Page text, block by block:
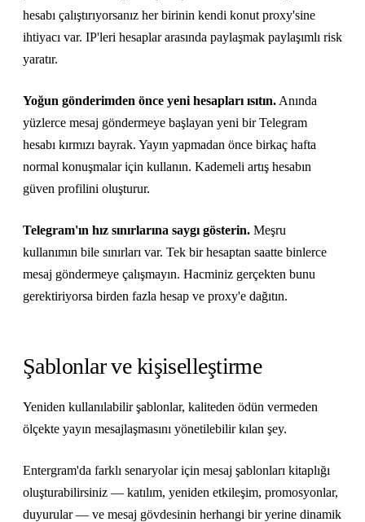
hesabı çalıştırıyorsanız her birinin kendi konut proxy'sine
ihtiyacı var. IP'leri hesaplar arasında paylaşmak paylaşımlı risk
yaratır.
Yoğun gönderimden önce yeni hesapları ısıtın. Anında
yüzlerce mesaj göndermeye başlayan yeni bir Telegram
hesabı kırmızı bayrak. Yayın yapmadan önce birkaç hafta
normal konuşmalar için kullanın. Kademeli artış hesabın
güven profilini oluşturur.
Telegram'ın hız sınırlarına saygı gösterin. Meşru
kullanımın bile sınırları var. Tek bir hesaptan saatte binlerce
mesaj göndermeye çalışmayın. Hacminiz gerçekten bunu
gerektiriyorsa birden fazla hesap ve proxy'e dağıtın.
Şablonlar ve kişiselleştirme
Yeniden kullanılabilir şablonlar, kaliteden ödün vermeden
ölçekte yayın mesajlaşmasını yönetilebilir kılan şey.
Entergram'da farklı senaryolar için mesaj şablonları kitaplığı
oluşturabilirsiniz — katılım, yeniden etkileşim, promosyonlar,
duyurular — ve mesaj gövdesinin herhangi bir yerine dinamik